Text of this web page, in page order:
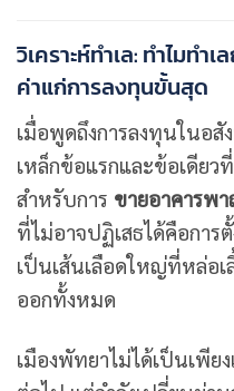
วิเคราะห์ทำเล: ทำไมท
ค่าแก่การลงทุนขั้นสุด
เมื่อพูดถึงการลงทุนในอ
เหล็กข้อแรกและข้อเดียว
สำหรับการ ขายอาคารพ
ที่ไม่อาจปฏิเสธได้คือกา
เป็นเส้นเลือดใหญ่ที่หล่อเ
ออกทั้งหมด
เมืองพัทยาไม่ได้เป็นเพีย